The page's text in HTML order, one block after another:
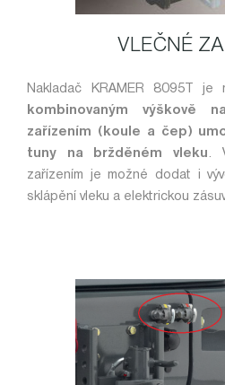
VLEČNÉ
Nakladač KRAMER 8095T je
kombinovaným výškově
zařízením (koule a čep)
tuny na bržděném vleku.
zařízením je možné dodat i
sklápění vleku a elektrickou